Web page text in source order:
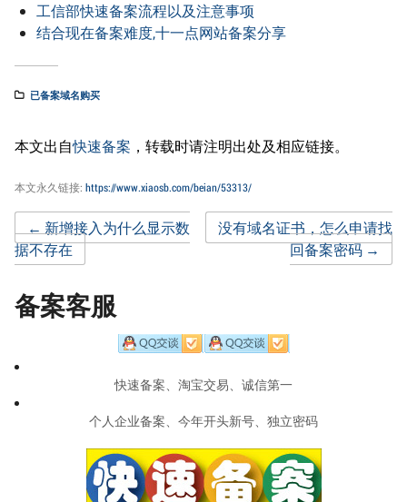
工信部快速备案流程以及注意事项
结合现在备案难度,十一点网站备案分享
已备案域名购买
本文出自快速备案 ，转载时请注明出处及相应链接。
本文永久链接: https://www.xiaosb.com/beian/53313/
Post
navigation
← 新增接入为什么显示数
据不存在
没有域名证书，怎么申请找
回备案密码→
备案客服
快速备案、淘宝交易、诚信第一
个人企业备案、今年开头新号、独立密码